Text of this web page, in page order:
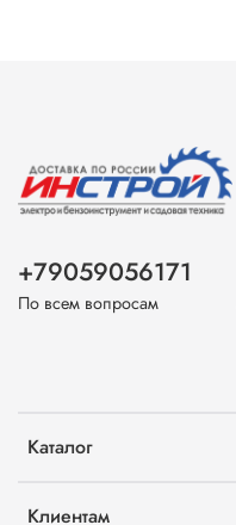
Каталог
Клиентам
+79059056171
По всем вопросам